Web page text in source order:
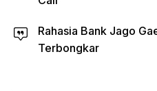
Rahasia Bank Jago
Terbongkar